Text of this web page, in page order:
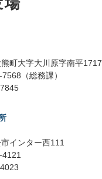
町大字大川原字南平1717
（総務課）
インター西111